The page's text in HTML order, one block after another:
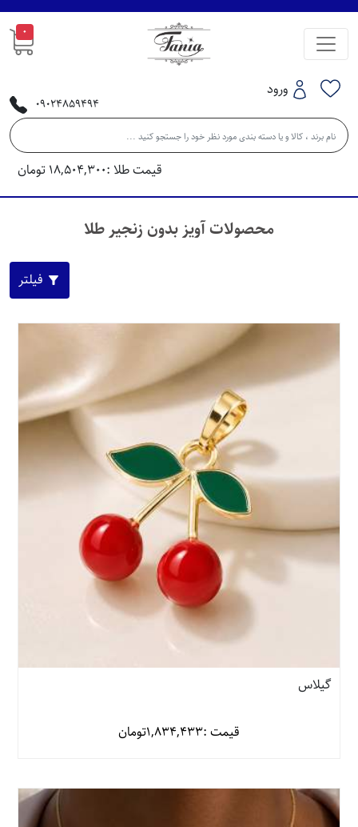
0
ورود
09024859494
قیمت طلا :18,504,300 تومان
محصولات آويز بدون زنجير طلا
گیلاس
قیمت :1,834,433تومان